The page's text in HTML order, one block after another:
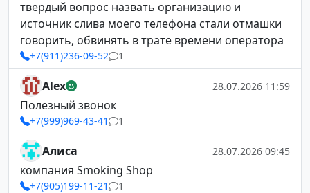
твердый вопрос назвать организацию и
источник слива моего телефона стали отмашки
говорить, обвинять в трате времени оператора
+7(911)236-09-52 1
Alex 28.07.2026 11:59
Полезный звонок
+7(999)969-43-41 1
Алиса 28.07.2026 09:45
компания Smoking Shop
+7(905)199-11-21 1